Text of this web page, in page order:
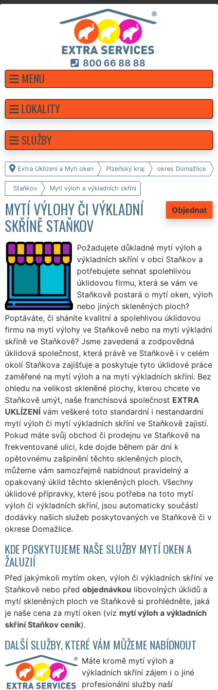
800 66 88 88
MENU
Extra Uklízení a Mytí oken Plzeňský kraj okres Domažlice
Staňkov Mytí výloh a výkladních skříní
Objednat
MYTÍ VÝLOHY ČI VÝKLADNÍ
SKŘÍNĚ STAŇKOV
Požadujete důkladné mytí výloh a
výkladních skříní v obci Staňkov a
potřebujete sehnat spolehlivou
úklidovou firmu, která se vám ve
Staňkově postará o mytí oken, výloh
nebo jiných skleněných ploch?
Poptáváte, či sháníte kvalitní a spolehlivou úklidovou
firmu na mytí výlohy ve Staňkově nebo na mytí výkladní
skříně ve Staňkově? Jsme zavedená a zodpovědná
úklidová společnost, která právě ve Staňkově i v celém
okolí Staňkova zajišťuje a poskytuje tyto úklidové práce
zaměřené na mytí výloh a na mytí výkladních skříní. Bez
ohledu na velikost skleněné plochy, kterou chcete ve
Staňkově umýt, naše franchisová společnost EXTRA
UKLÍZENÍ vám veškeré toto standardní i nestandardní
mytí výloh či mytí výkladních skříní ve Staňkově zajistí.
Pokud máte svůj obchod či prodejnu ve Staňkově na
frekventované ulici, kde dojde během pár dní k
opětovnému zašpinění těchto skleněných ploch,
můžeme vám samozřejmě nabídnout pravidelný a
opakovaný úklid těchto skleněných ploch. Všechny
úklidové přípravky, které jsou potřeba na toto mytí
výloh či výkladních skříní, jsou automaticky součástí
dodávky našich služeb poskytovaných ve Staňkově či v
okrese Domažlice.
KDE POSKYTUJEME NAŠE SLUŽBY MYTÍ OKEN A
ŽALUZIÍ
Před jakýmkoli mytím oken, výloh či výkladních skříní ve
Staňkově nebo před objednávkou libovolných úklidů a
mytí skleněných ploch ve Staňkově si prohlédněte, jaká
je naše cena za mytí oken (viz mytí výloh a výkladních
skříní Staňkov ceník).
DALŠÍ SLUŽBY, KTERÉ VÁM MŮŽEME NABÍDNOUT
Máte kromě mytí výloh a
výkladních skříní zájem i o jiné
profesionální služby naší
LOKALITY
SLUŽBY